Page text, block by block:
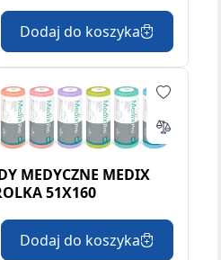
Dodaj do koszyka
MEDYCZNE MEDIX
51X160
Dodaj do koszyka